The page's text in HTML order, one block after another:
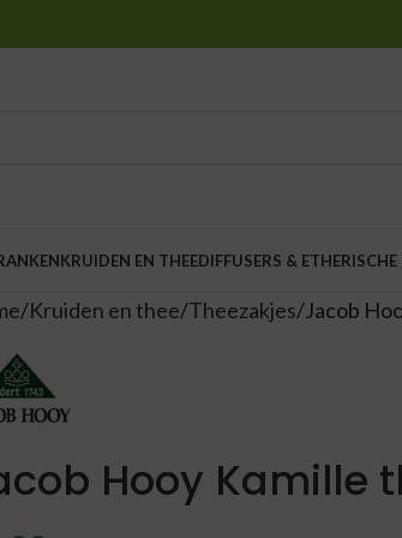
KRUIDEN EN THEEDIFFUSERS & ETHERISCHE
Kruiden en thee Theezakjes Jacob
Hooy Kamille